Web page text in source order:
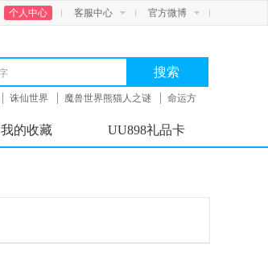
个人中心 客服中心 官方微博
搜索
诛仙世界 魔兽世界熊猫人之谜
命运方
我的收藏 UU898礼品卡